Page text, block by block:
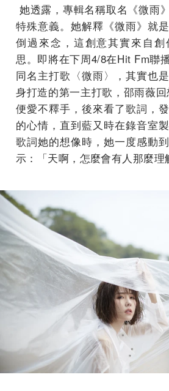
她透露，專輯名稱取名《微雨
特殊意義。她解釋《微雨》就
倒過來念，這創意其實來自
思。即將在下周4/8在Hit Fm聯
同名主打歌〈微雨〉，其實也
身打造的第一主打歌，邵雨薇
便愛不釋手，後來看了歌詞，
的心情，直到藍又時在錄音室
歌詞她的想像時，她一度感動
示：「天啊，怎麼會有人那麼理